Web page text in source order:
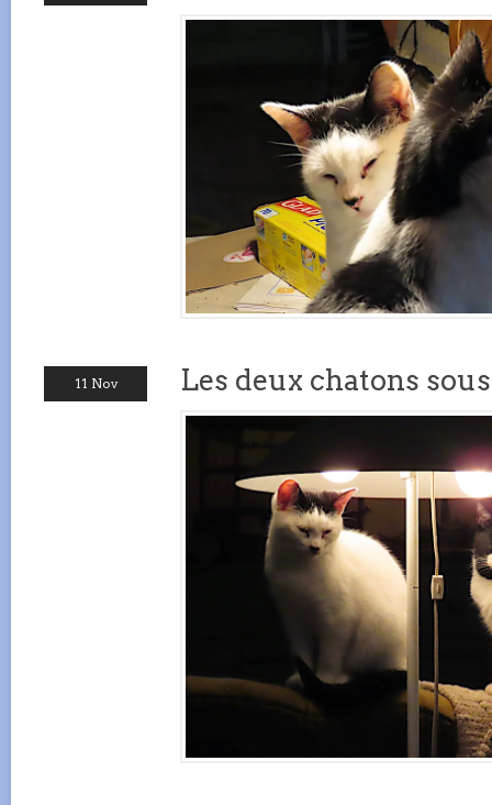
11 Nov Les deux chatons